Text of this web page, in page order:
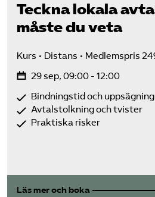
Teckna lokala
måste du veta
Kurs Distans
Medlemspris
29 sep, 09:00 - 12:00
Bindningstid och uppsägning
Avtalstolkning och tvister
Praktiska risker
Läs mer och boka